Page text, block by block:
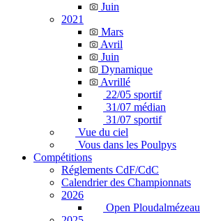
Juin
2021
Mars
Avril
Juin
Dynamique
Avrillé
22/05 sportif
31/07 médian
31/07 sportif
Vue du ciel
Vous dans les Poulpys
Compétitions
Réglements CdF/CdC
Calendrier des Championnats
2026
Open Ploudalmézeau